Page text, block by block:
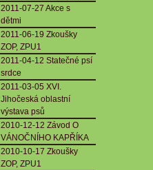
2011-07-27 Akce s
dětmi
2011-06-19 Zkoušky
ZOP, ZPU1
2011-04-12 Statečné psí
srdce
2011-03-05 XVI.
Jihočeská oblastní
výstava psů
2010-12-12 Závod O
VÁNOČNÍHO KAPŘÍKA
2010-10-17 Zkoušky
ZOP, ZPU1